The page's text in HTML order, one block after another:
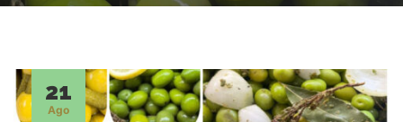
21
Ago